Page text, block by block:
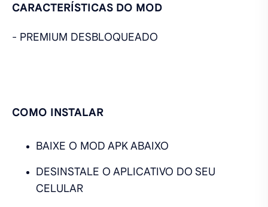
CARACTERÍSTICAS DO MOD
- PREMIUM DESBLOQUEADO
COMO INSTALAR
BAIXE O MOD APK ABAIXO
DESINSTALE O APLICATIVO DO SEU
CELULAR